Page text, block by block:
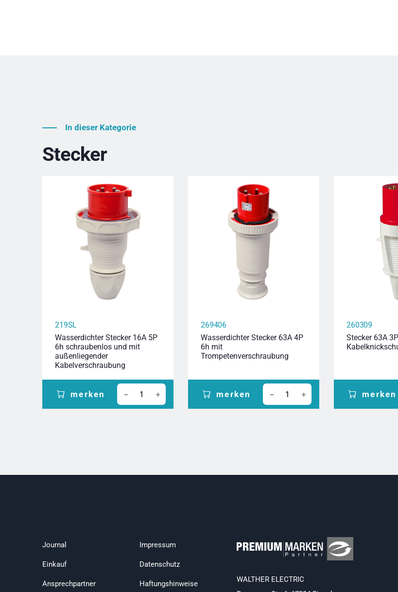
In dieser Kategorie
Stecker
219SL
Wasserdichter Stecker 16A 5P
6h schraubenlos und mit
außenliegender
Kabelverschraubung
merken
269406
Wasserdichter Stecker 63A 4P
6h mit
Trompetenverschraubung
merken
260309
Stecker 63A
merken
Journal
Einkauf
Ansprechpartner
Impressum
Datenschutz
Haftungshinweise
WALTHER ELECTRIC